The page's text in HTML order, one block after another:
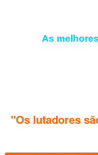
As
"Os lutadores